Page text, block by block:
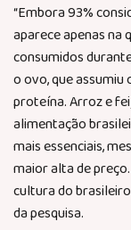
“Embora 93%
aparece apenas na
consumidos
o ovo, que
proteína. Arroz e
alimentação
mais essenciais,
maior alta de
cultura do
da pesquisa.